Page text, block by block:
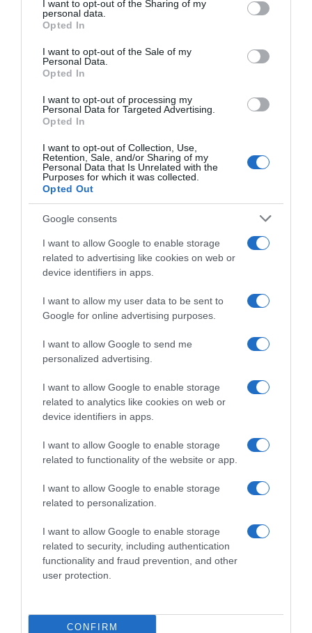
not limited to your visit or usage behaviour. You may click to
grant or deny consent to Google and its third-party tags to
use your data for below specified purposes in below Google
consent section.
I want to opt-out of the Sharing of my
personal data.
Opted In
I want to opt-out of the Sale of my
Personal Data.
Opted In
I want to opt-out of processing my
Personal Data for Targeted Advertising.
Opted In
I want to opt-out of Collection, Use,
Retention, Sale, and/or Sharing of my
Personal Data that Is Unrelated with the
Purposes for which it was collected.
Opted Out
Google consents
I want to allow Google to enable storage
related to advertising like cookies on web or
device identifiers in apps.
I want to allow my user data to be sent to
Google for online advertising purposes.
I want to allow Google to send me
personalized advertising.
I want to allow Google to enable storage
related to analytics like cookies on web or
device identifiers in apps.
I want to allow Google to enable storage
related to functionality of the website or app.
I want to allow Google to enable storage
related to personalization.
I want to allow Google to enable storage
related to security, including authentication
functionality and fraud prevention, and other
user protection.
CONFIRM
Παρακαλώ Περιμένετε...
ΔΕΥΤΕΡΑ – ΡΕΜΟΣ ΑΝΤΩΝΗΣ
Παρακαλώ Περιμένετε...
ΕΞΑΙΡΕΣΗ – ΒΙΣΣΗ ΑΝΝΑ
Παρακαλώ Περιμένετε...
ΟΠΟΥ ΚΙ ΑΝ ΠΑΣ – ΟΙΚΟΝΟΜΟΠΟΥΛΟΣ